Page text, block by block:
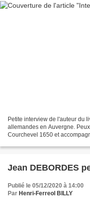
Petite interview de l'auteur du
allemandes en Auvergne.
Courchevel 1650 et
Jean DEBORDES
Publié le 05/12/2020 à 14:00
Par Henri-Ferreol BILLY